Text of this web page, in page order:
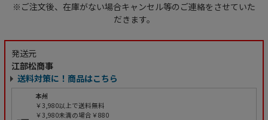
※ご注文後、在庫がない場合キャンセル等のご連絡をさせていた
だきます。
発送元
江部松商事
送料対策に！商品はこちら
本州
￥3,980以上で送料無料
￥3,980未満の場合￥880